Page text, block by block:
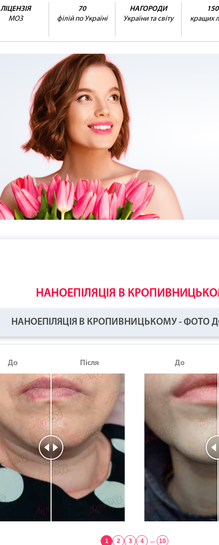
ЛІЦЕНЗІЯ
МОЗ
70
філій по Україні
НАГОРОДИ
України та світу
кращих
НАНОЕПІЛЯЦІЯ В
НАНОЕПІЛЯЦІЯ В КРОПИВНИЦЬКОМУ - ФОТО
До Після До
1 2 3 4 ... 10